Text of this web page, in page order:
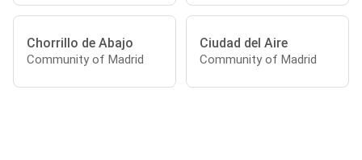
Chorrillo de Abajo
Community of Madrid
Ciudad del Aire
Community of Madrid